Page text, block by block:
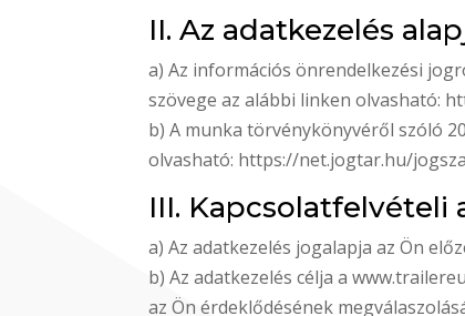
II. Az adatkezelés
a) Az információs önrendelkezési
szövege az alábbi linken olvasható:
b) A munka törvénykönyvéről szóló
olvasható: https://net.jogtar.hu/
III. Kapcsolatfelvételi
a) Az adatkezelés jogalapja az Ön
b) Az adatkezelés célja a
az Ön érdeklődésének